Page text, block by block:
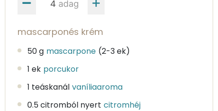
adag
mascarponés krém
50 g mascarpone (2-3 ek)
1 ek porcukor
1 teáskanál vaníliaaroma
0.5 citromból nyert citromhéj